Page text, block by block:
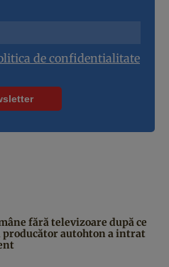
de confidentialitate
fără televizoare după ce
autohton a intrat